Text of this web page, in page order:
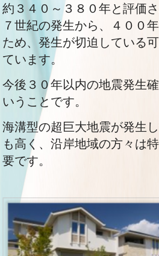
約３４０～３８０年と評価
７世紀の発生から、４００
ため、発生が切迫している
ています。
今後３０年以内の地震発生
いうことです。
海溝型の超巨大地震が発生
も高く、沿岸地域の方々は
要です。